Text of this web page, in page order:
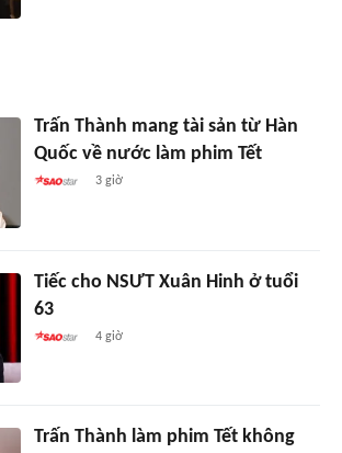
Trấn Thành mang tài sản từ Hàn
Quốc về nước làm phim Tết
3 giờ
Tiếc cho NSƯT Xuân Hinh ở tuổi
63
4 giờ
Trấn Thành làm phim Tết không